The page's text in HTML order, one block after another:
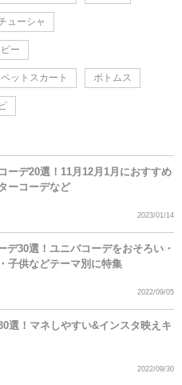
ューシャ
ー
ットスカート ボトムス
ーデ20選！11月12月1月におすすめ
ーコーデなど
2023/01/14
デ30選！ユニバコーデをおそろい・
子供などテーマ別に特集
2022/09/05
選！マネしやすい&インスタ映えキ
2022/09/30